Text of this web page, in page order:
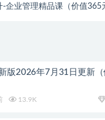
企业管理精品课（价值365
版2026年7月31日更新（
13.9K